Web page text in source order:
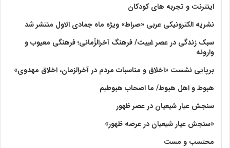
اینترنت و تجربه های کودکان
نشریه الکترونیکی عربی «صراط» ویژه ماه جمادی الاول منتشر شد
سبک زندگی در عصر غیبت/ فرهنگ آخرالزّمانی؛ فرهنگی معیوب و
وارونه
برپایی نشست «اخلاق و مناسبات مردم در آخرالزمان، اخلاق مهدوی»
هبوط و اهل هبوط/ ما اصحاب هبوطیم
سنجش عیار شیعیان در عصر ظهور
«سنجش عیار شیعیان در عرصه ظهور»
محتسب و مست